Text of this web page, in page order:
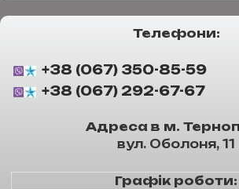
Телефони:
+38 (067) 350-85-59
+38 (067) 292-67-67
Адреса в м.
вул. Оболоня, 11
Графік роботи: